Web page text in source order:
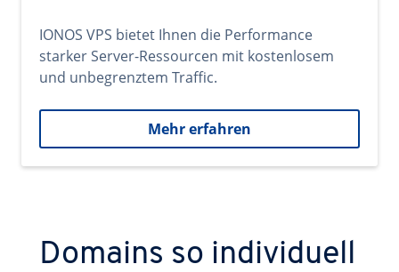
IONOS VPS bietet Ihnen die Performance
starker Server-Ressourcen mit kostenlosem
und unbegrenztem Traffic.
Mehr erfahren
Domains so individuell